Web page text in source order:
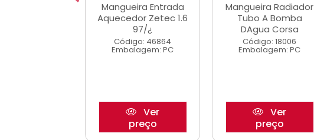
Mangueira Entrada
Aquecedor Zetec 1.6
97/¿
Código: 46864
Embalagem: PC
Ver
preço
Mangueira Radiador
Tubo A Bomba
DAgua Corsa
Código: 18006
Embalagem: PC
Ver
preço